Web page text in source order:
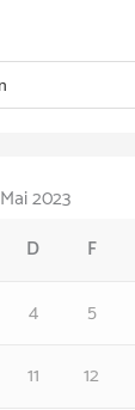
Mai 2023
D F
4 5
11 12